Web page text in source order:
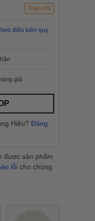
Theo dõi
điều kiện quy
giả
Hiệu? Đăng
được sản phẩm
lỗi cho chúng